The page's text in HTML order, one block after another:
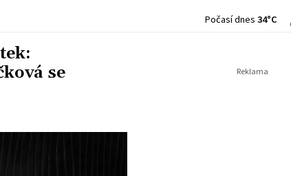
Počasí dnes 34°C
se